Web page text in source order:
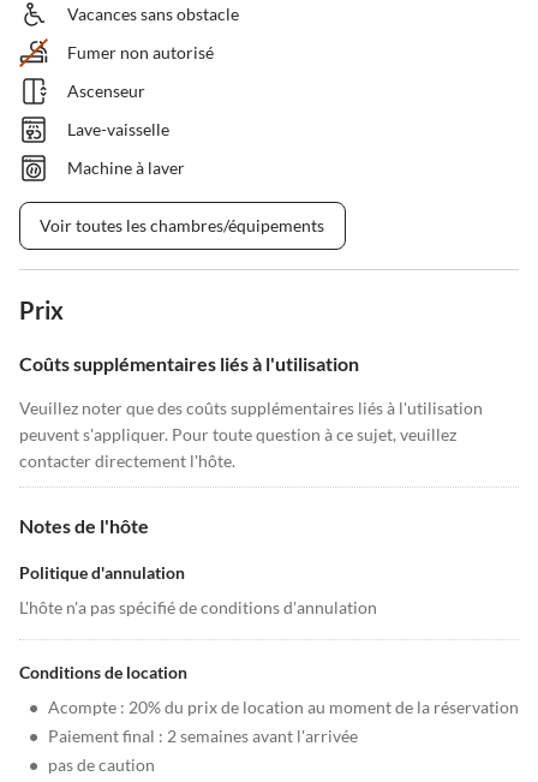
Vacances sans obstacle
Fumer non autorisé
Ascenseur
Lave-vaisselle
Machine à laver
Voir toutes les chambres/équipements
Prix
Coûts supplémentaires liés à l'utilisation
Veuillez noter que des coûts supplémentaires liés à l'utilisation
peuvent s'appliquer. Pour toute question à ce sujet, veuillez
contacter directement l'hôte.
Notes de l'hôte
Politique d'annulation
L'hôte n'a pas spécifié de conditions d'annulation
Conditions de location
• Acompte : 20% du prix de location au moment de la réservation
• Paiement final : 2 semaines avant l'arrivée
• pas de caution